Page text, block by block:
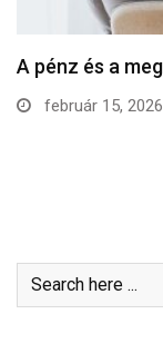
A pénz és a
február 15, 2026